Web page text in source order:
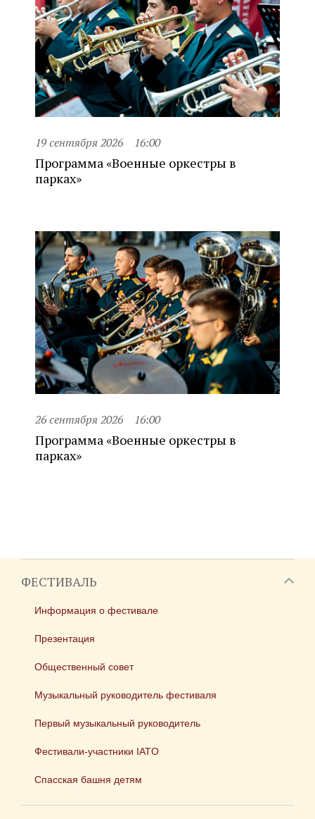
19 сентября 2026 16:00
Программа «Военные оркестры в
парках»
26 сентября 2026 16:00
Программа «Военные оркестры в
парках»
ФЕСТИВАЛЬ
Информация о фестивале
Презентация
Общественный совет
Музыкальный руководитель фестиваля
Первый музыкальный руководитель
Фестивали-участники IATO
Спасская башня детям